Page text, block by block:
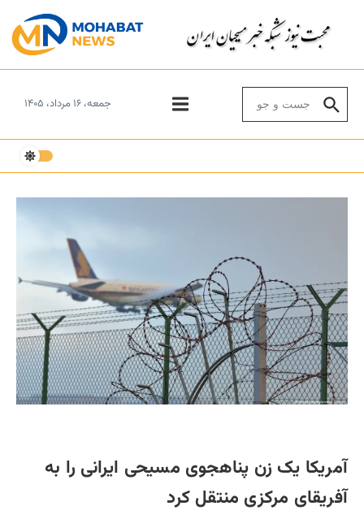
جمعه، ۱۶ مرداد، ۱۴۰۵
آمریکا یک زن پناهجوی مسیحی ایرانی را به
آفریقای مرکزی منتقل کرد